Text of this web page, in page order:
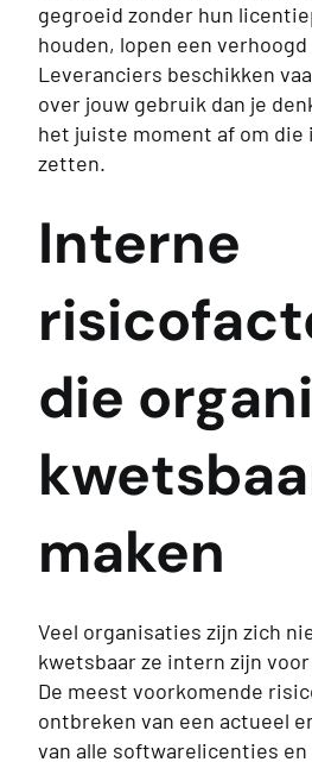
gegroeid zonder hun
houden, lopen een
Leveranciers beschikken
over jouw gebruik dan je
het juiste moment af om
zetten.
Interne
die
maken
Veel organisaties zijn zich
kwetsbaar ze intern zijn
De meest voorkomende
ontbreken van een actueel
van alle softwarelicenties